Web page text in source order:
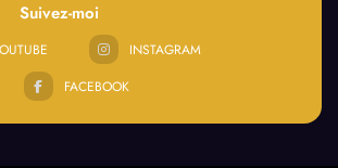
Suivez-moi
INSTAGRAM
FACEBOOK